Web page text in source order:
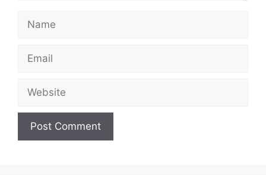
Name
Email
Website